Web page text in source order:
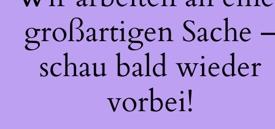
großartigen Sache
schau bald wieder
vorbei!